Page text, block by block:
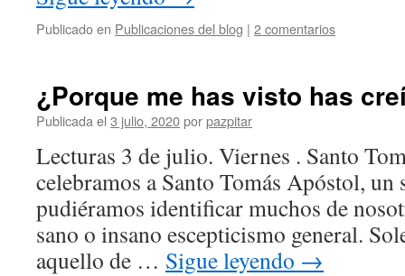
Publicado en Publicaciones del blog | 2 comentarios
¿Porque me has visto has
Publicada el 3 julio, 2020porpazpitar
Lecturas 3 de julio. Viernes . Santo
celebramos a Santo Tomás Apóstol, un
pudiéramos identificar muchos de
sano o insano escepticismo general.
aquello de … Sigue leyendo →